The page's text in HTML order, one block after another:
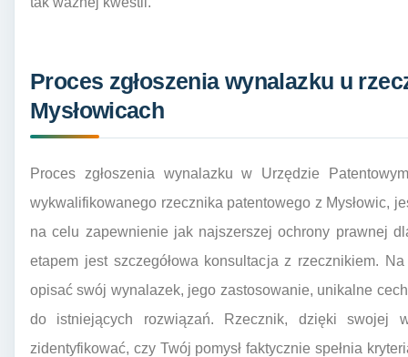
Proces zgłoszenia wynalazku u
Mysłowicach
Proces zgłoszenia wynalazku w Urzędzie
wykwalifikowanego rzecznika patentowego z Mysłowic,
na celu zapewnienie jak najszerszej ochrony prawnej
etapem jest szczegółowa konsultacja z rzecznikiem.
opisać swój wynalazek, jego zastosowanie, unikalne
do istniejących rozwiązań. Rzecznik, dzięki swojej
zidentyfikować, czy Twój pomysł faktycznie spełnia